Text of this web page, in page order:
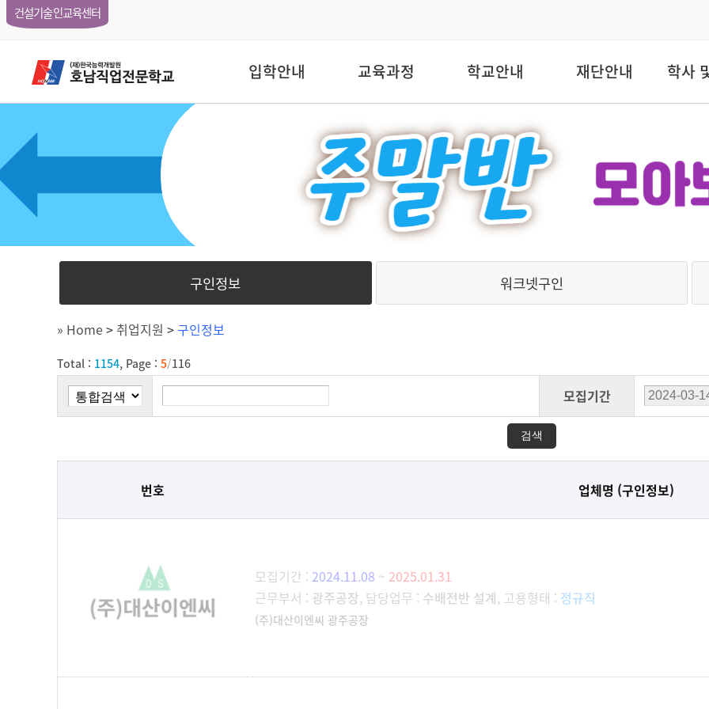
건설기술인교육센터
입학안내 교육과정 학교안내 재단안내 학사
구인정보 워크넷구인
» Home> 취업지원 >구인정보
Total : 1154, Page : 5/116
모집기간
번호 업체명 (구인정보)
모집기간 : 2024.11.08 ~ 2025.01.31
근무부서 : 광주공장, 담당업무 : 수배전반 설계, 고용형태 : 정규직
(주)대산이엔씨 광주공장